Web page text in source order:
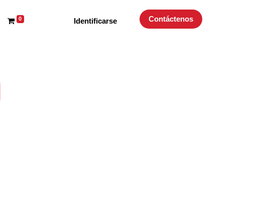
0 Identificarse Contáctenos